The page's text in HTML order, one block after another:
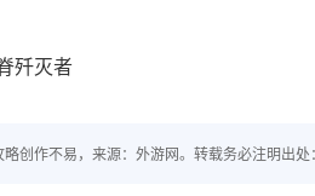
歼灭者
创作不易，来源：外游网。转载务必注明出处：